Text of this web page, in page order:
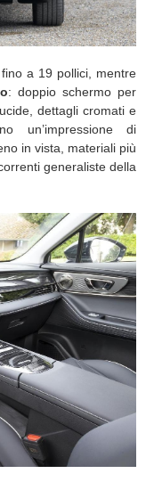
a 19 pollici, mentre
: doppio schermo per
dettagli cromati e
un’impressione di
in vista, materiali più
generaliste della